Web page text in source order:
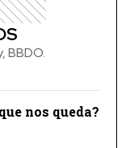
BBDO.
nos queda?